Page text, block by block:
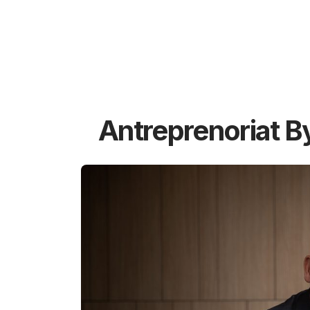
Antreprenoriat